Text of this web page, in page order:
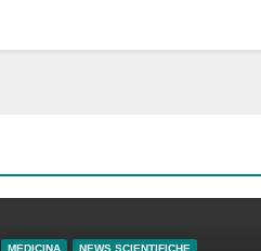
MEDICINA NEWS SCIENTIFICHE